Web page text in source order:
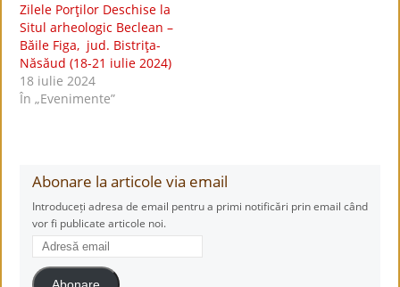
Zilele Porţilor Deschise la
Situl arheologic Beclean –
Băile Figa, jud. Bistriţa-
Năsăud (18-21 iulie 2024)
18 iulie 2024
În „Evenimente”
Abonare la articole via email
Introduceți adresa de email pentru a primi notificări prin email când
vor fi publicate articole noi.
Adresă
email